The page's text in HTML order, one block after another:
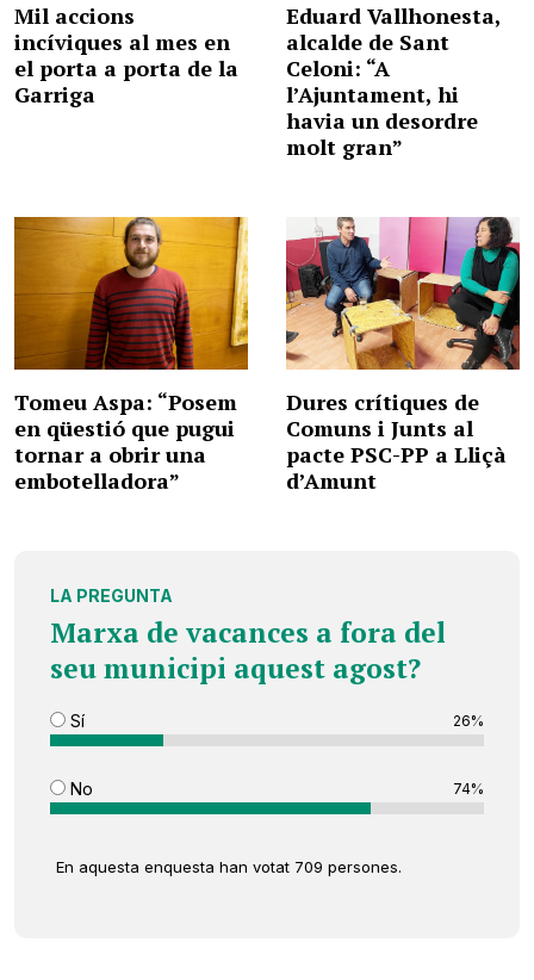
Mil accions
incíviques al mes en
el porta a porta de la
Garriga
Eduard Vallhonesta,
alcalde de Sant
Celoni: “A
l’Ajuntament, hi
havia un desordre
molt gran”
Tomeu Aspa: “Posem
en qüestió que pugui
tornar a obrir una
embotelladora”
Dures crítiques de
Comuns i Junts al
pacte PSC-PP a Lliçà
d’Amunt
LA PREGUNTA
Marxa de vacances a fora del
seu municipi aquest agost?
Sí 26%
No 74%
En aquesta enquesta han votat 709 persones.